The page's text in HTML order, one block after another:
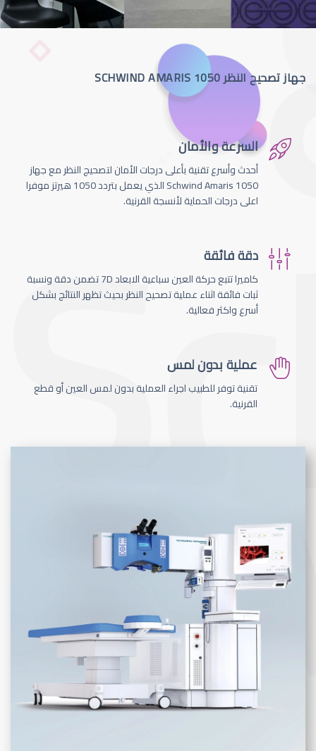
جهاز تصحيح النظر SCHWIND AMARIS 1050
السرعة والأمان
أحدث وأسرع تقنية بأعلى درجات الأمان لتصحيج النظر مع جهاز
Schwind Amaris 1050 الذي يعمل بتردد 1050 هيرتز موفرا
اعلى درجات الحماية لأنسجة القرنية.
دقة فائقة
كاميرا تتبع حركة العين سباعية الابعاد 7D تضمن دقة ونسبة
ثبات فائقة اثناء عملية تصحيح النظر بحيث تظهر النتائج بشكل
أسرع واكثر فعالية.
عملية بدون لمس
تقنية توفر للطبيب اجراء العملية بدون لمس العين أو قطع
القرنية.